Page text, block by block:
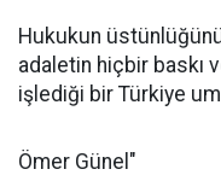
Hukukun
adaletin hiçbir baskı
işlediği bir Türkiye
Ömer Günel"